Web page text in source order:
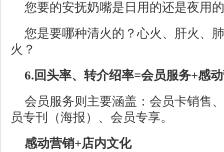
您要的安抚奶嘴是日用的还是夜用
您是要哪种清火的？心火、肝火、
火？
6.回头率、转介绍率=会员服务+感
会员服务则主要涵盖：会员卡销售
员专刊（海报）、会员专享。
感动营销+店内文化